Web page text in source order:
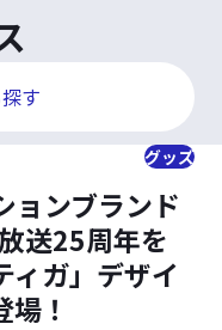
す
グッズ
ョンブランド
送25周年を
ィガ」デザイ
！